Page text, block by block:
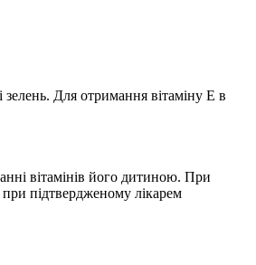
зелень. Для отримання вітаміну Е в
вітамінів його дитиною. При
підтвердженому лікарем